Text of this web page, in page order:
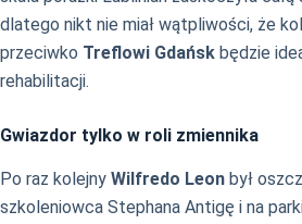
dlatego nikt nie miał wątpliwości, że
przeciwko Treflowi Gdańsk będzie
rehabilitacji.
Gwiazdor tylko w roli zmiennika
Po raz kolejny Wilfredo Leon był
szkoleniowca Stephana Antigę i na